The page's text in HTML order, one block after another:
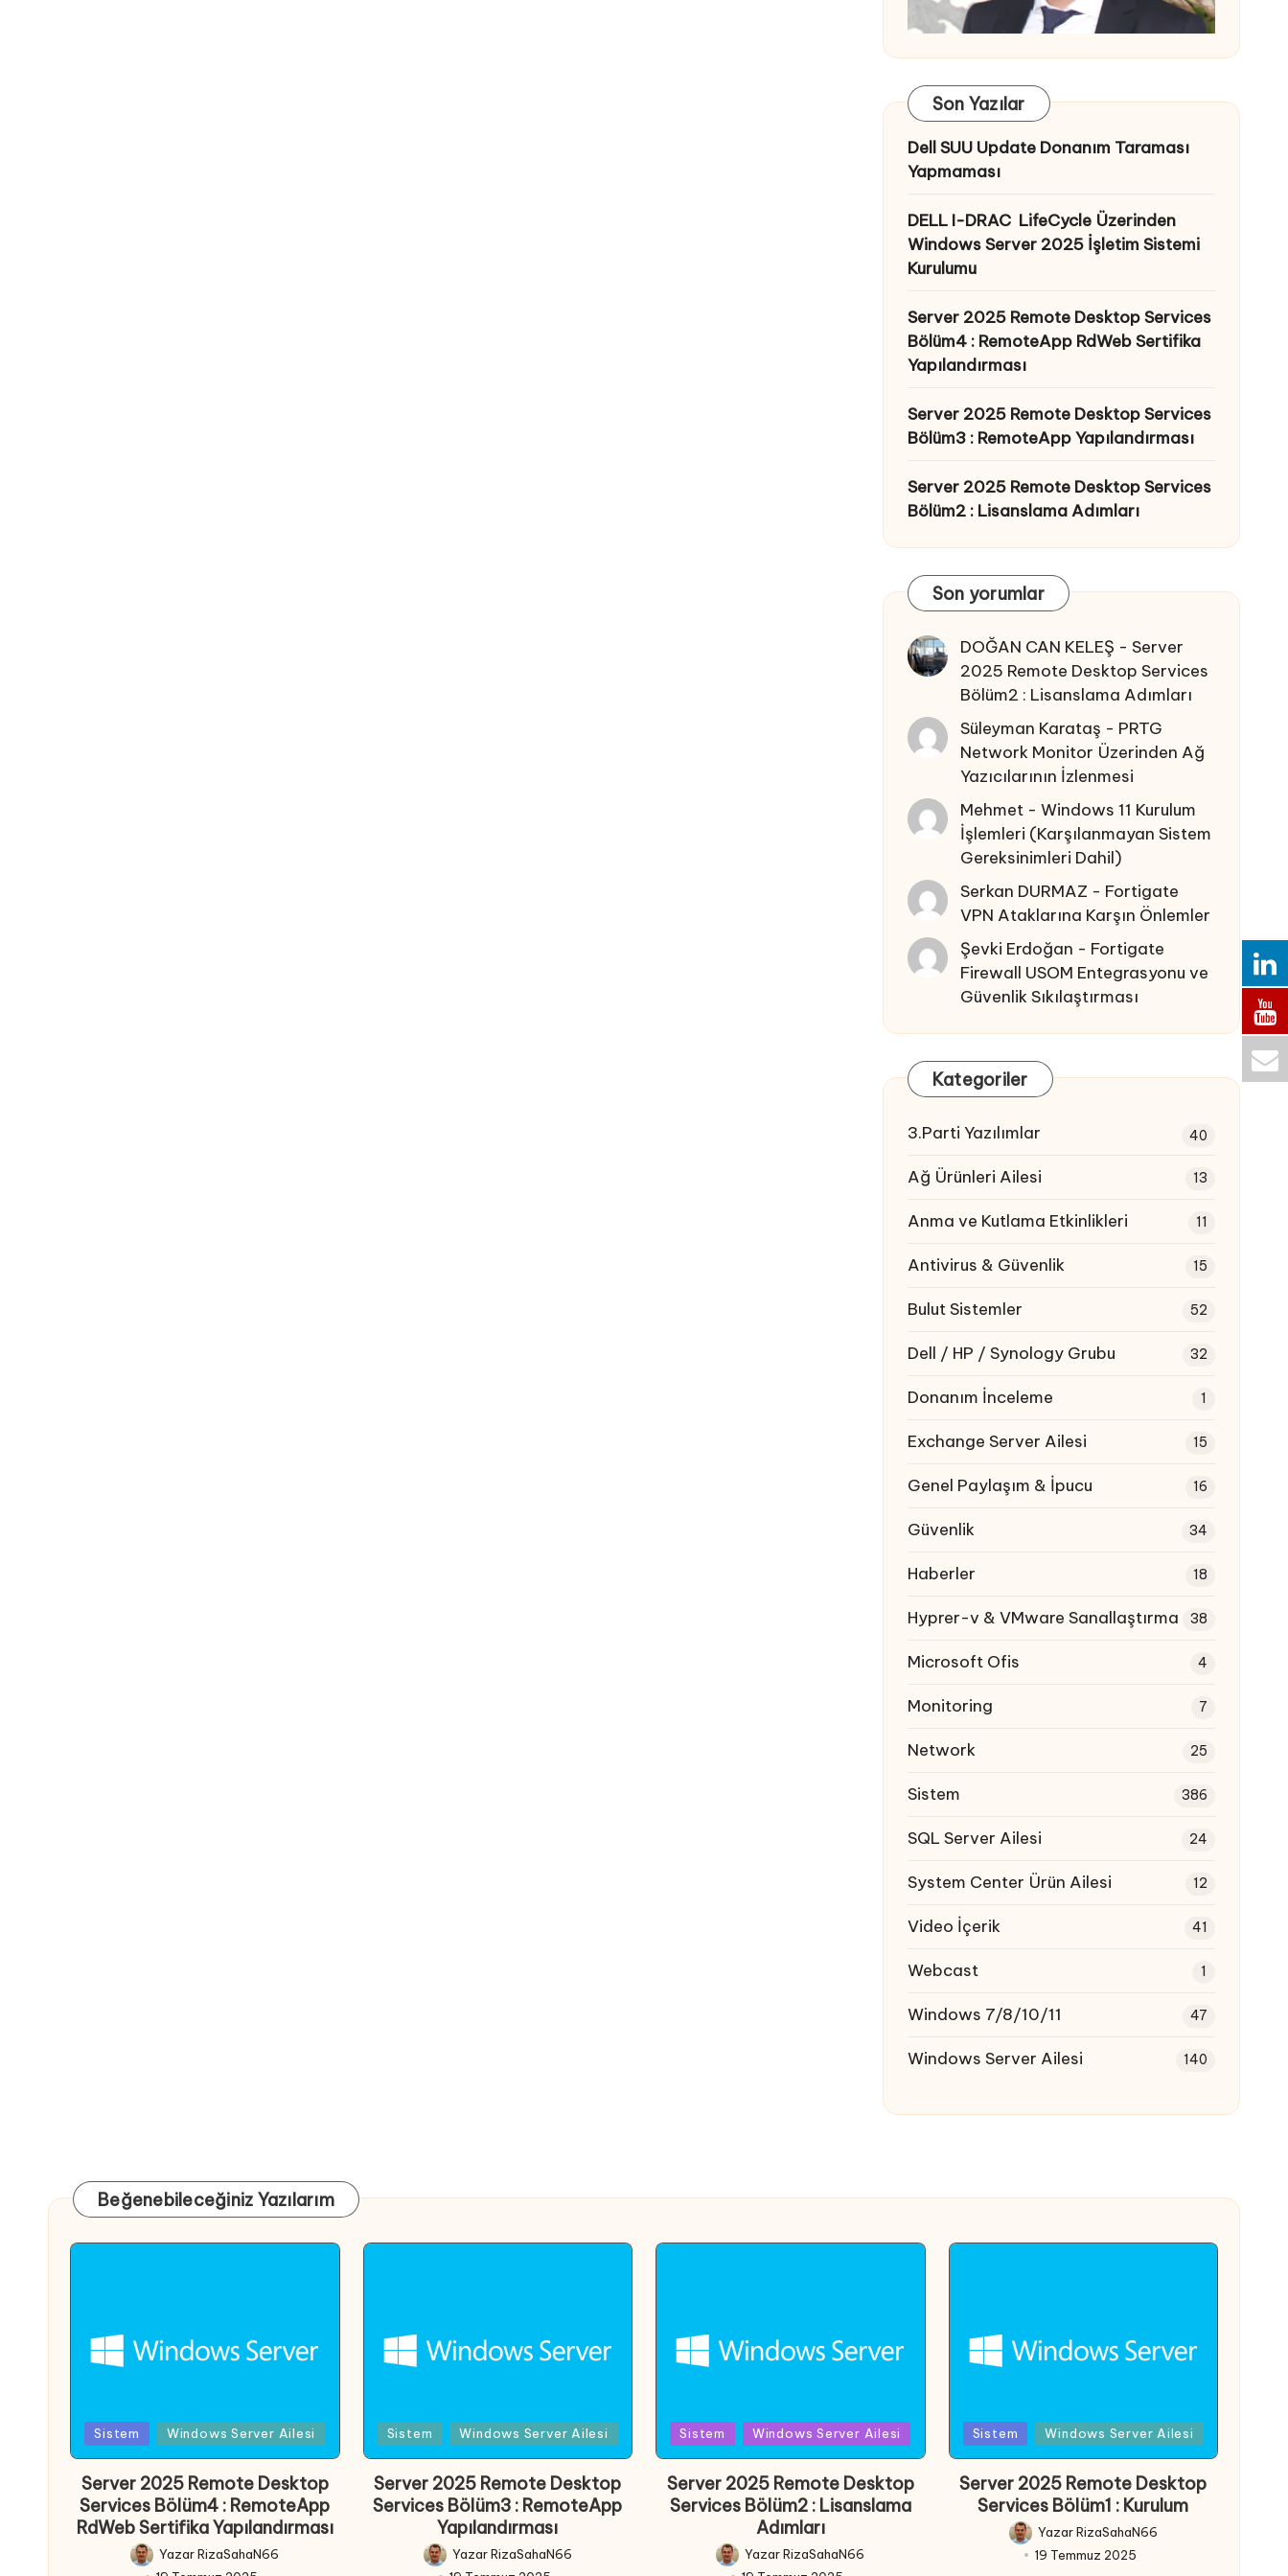
Son Yazılar
Dell SUU Update Donanım Taraması
Yapmaması
DELL I-DRAC LifeCycle Üzerinden
Windows Server 2025 İşletim Sistemi
Kurulumu
Server 2025 Remote Desktop Services
Bölüm4 : RemoteApp RdWeb Sertifika
Yapılandırması
Server 2025 Remote Desktop Services
Bölüm3 : RemoteApp Yapılandırması
Server 2025 Remote Desktop Services
Bölüm2 : Lisanslama Adımları
Son yorumlar
DOĞAN CAN KELEŞ -Server
2025 Remote Desktop Services
Bölüm2 : Lisanslama Adımları
Süleyman Karataş - PRTG
Network Monitor Üzerinden Ağ
Yazıcılarının İzlenmesi
Mehmet -Windows 11 Kurulum
İşlemleri (Karşılanmayan Sistem
Gereksinimleri Dahil)
Serkan DURMAZ - Fortigate
VPN Ataklarına Karşın Önlemler
Şevki Erdoğan - Fortigate
Firewall USOM Entegrasyonu ve
Güvenlik Sıkılaştırması
Kategoriler
3.Parti Yazılımlar 40
Ağ Ürünleri Ailesi 13
Anma ve Kutlama Etkinlikleri 11
Antivirus & Güvenlik 15
Bulut Sistemler 52
Dell / HP / Synology Grubu 32
Donanım İnceleme 1
Exchange Server Ailesi 15
Genel Paylaşım & İpucu 16
Güvenlik 34
Haberler 18
Hyprer-v & VMware Sanallaştırma 38
Microsoft Ofis 4
Monitoring 7
Network 25
Sistem 386
SQL Server Ailesi 24
System Center Ürün Ailesi 12
Video İçerik 41
Webcast 1
Windows 7/8/10/11 47
Windows Server Ailesi 140
Beğenebileceğiniz Yazılarım
Posted
in
Sistem Windows Server Ailesi
Server 2025 Remote Desktop
Services Bölüm4 : RemoteApp
RdWeb Sertifika Yapılandırması
Posted
YazarRizaSahaN66
Posted
in
Sistem Windows Server Ailesi
Server 2025 Remote Desktop
Services Bölüm3 : RemoteApp
Yapılandırması
Posted
YazarRizaSahaN66
Posted
in
Sistem Windows Server Ailesi
Server 2025 Remote Desktop
Services Bölüm2 : Lisanslama
Adımları
Posted
YazarRizaSahaN66
Posted
in
Sistem Windows Server Ailesi
Server 2025 Remote Desktop
Services Bölüm1 : Kurulum
Posted
YazarRizaSahaN66
19 Temmuz 2025